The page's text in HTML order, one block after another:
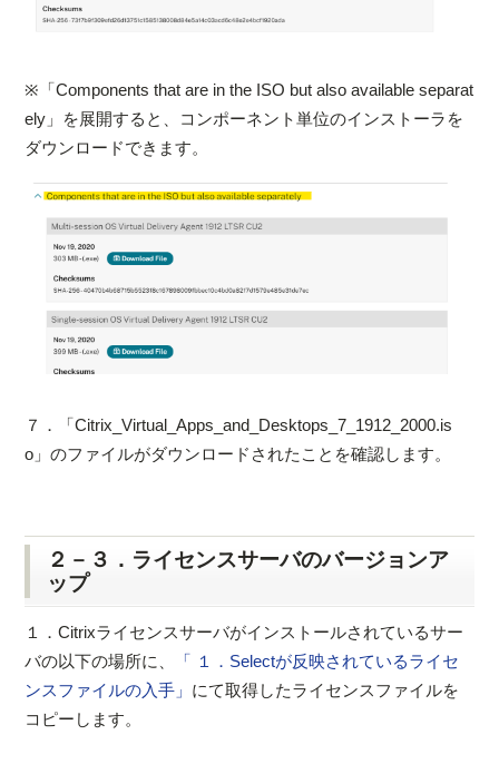
※「Components that are in the ISO but also available separat
ely」を展開すると、コンポーネント単位のインストーラを
ダウンロードできます。
７．「Citrix_Virtual_Apps_and_Desktops_7_1912_2000.is
o」のファイルがダウンロードされたことを確認します。
２－３．ライセンスサーバのバージョンア
ップ
１．Citrixライセンスサーバがインストールされているサー
バの以下の場所に、
「 １．Selectが反映されているライセ
ンスファイルの入手」 にて取得したライセンスファイルを
コピーします。